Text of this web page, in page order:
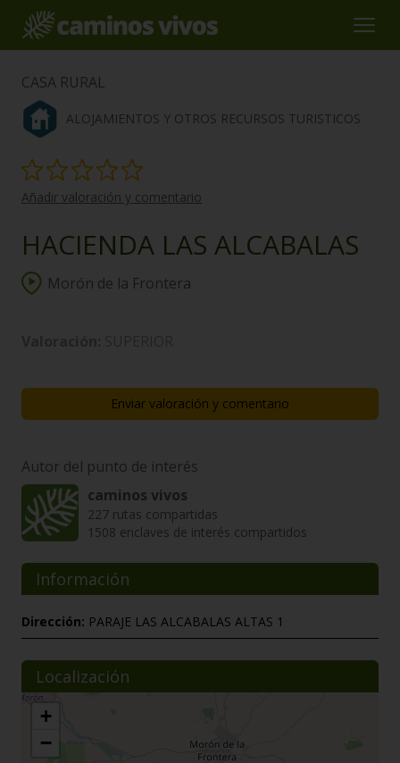
CASA RURAL
ALOJAMIENTOS Y OTROS RECURSOS TURISTICOS
Añadir valoración y comentario
HACIENDA LAS ALCABALAS
Morón de la Frontera
Enviar valoración y comentario
Autor del punto de interés
caminos vivos
227 rutas compartidas
1508 enclaves de interés compartidos
Información
Dirección: PARAJE LAS ALCABALAS ALTAS 1
Localización
+
−